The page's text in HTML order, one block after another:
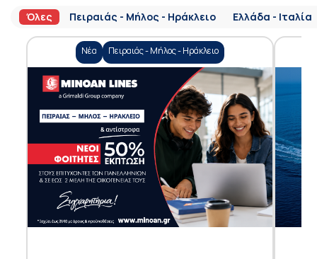
Όλες Πειραιάς - Μήλος - Ηράκλειο Ελλάδα - Ιταλία
Νέα Πειραιάς - Μήλος - Ηράκλειο